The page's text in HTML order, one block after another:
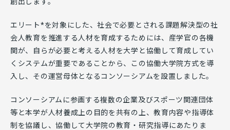
エリート*を対象にした、社会で必要とされる課題解決型の社
会人教育を推進する人材を育成するためには、産学官の各機
関が、自らが必要と考える人材を大学と協働して育成してい
くシステムが重要であることから、この協働大学院方式を導
入し、その運営母体となるコンソーシアムを設置しました。
コンソーシアムに参画する複数の企業及びスポーツ関連団体
等と本学が人材養成上の目的を共有の上、教育内容や指導体
制を協議し、協働して大学院の教育・研究指導にあたりま